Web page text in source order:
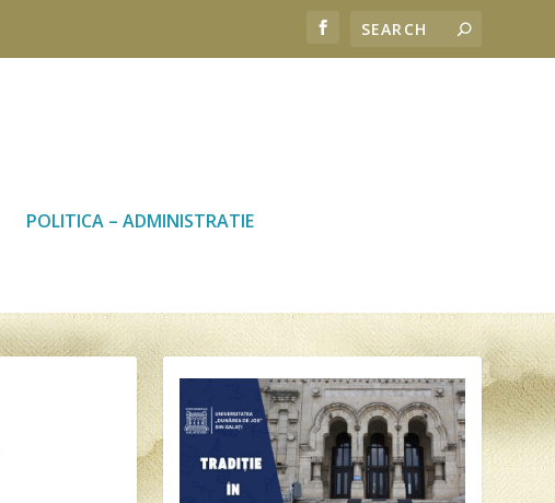
POLITICA – ADMINISTRATIE